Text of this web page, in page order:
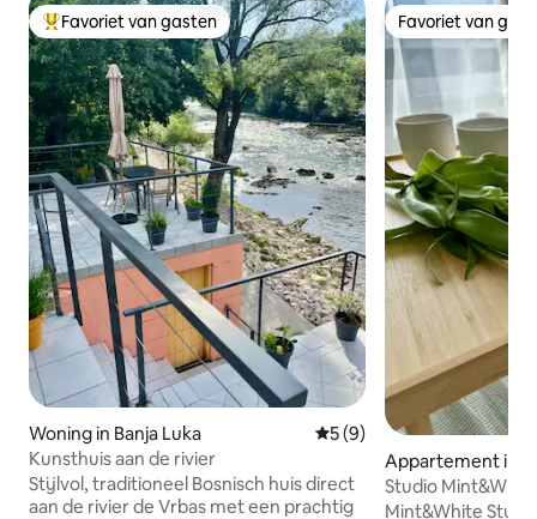
Topfavoriet van gasten
Favoriet van gasten
Woning in Banja Luka Gemiddelde beoordeling
5 (9)
Kunsthuis aan de rivier
Stijlvol, traditioneel Bosnisch huis direct
aan de rivier de Vrbas met een prachtig
Favoriet van
Favoriet van
Appartement in
Studio
Mint&White